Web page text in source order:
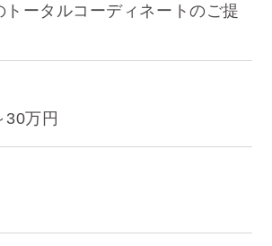
トータルコーディネートのご提
30万円